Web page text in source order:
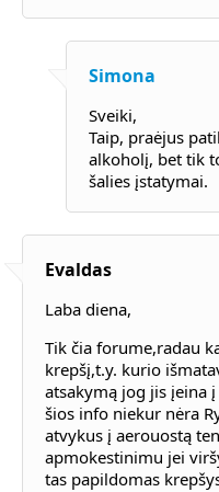
Simona
Sveiki,
Taip, praėjus
alkoholį, bet tik
šalies įstatymai.
Evaldas
Laba diena,
Tik čia forume,radau
krepšį,t.y. kurio
atsakymą jog jis įeina
šios info niekur nėra
atvykus į aerouostą
apmokestinimu jei
tas papildomas